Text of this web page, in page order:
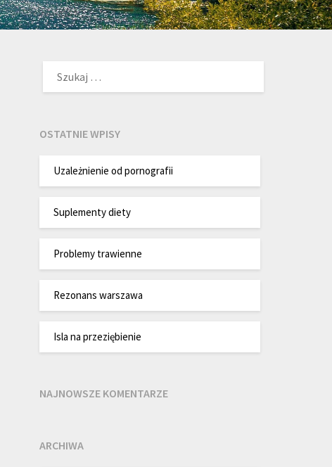
OSTATNIE WPISY
Uzależnienie od pornografii
Suplementy diety
Problemy trawienne
Rezonans warszawa
Isla na przeziębienie
NAJNOWSZE KOMENTARZE
ARCHIWA